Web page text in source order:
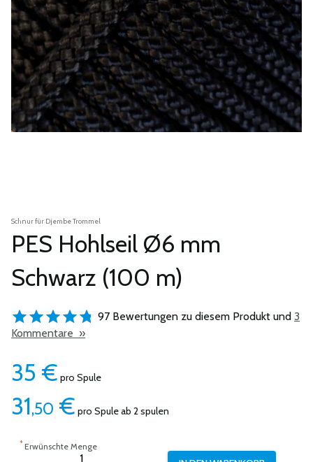
Schnur für Djembe Trommel
PES Hohlseil Ø6 mm
Schwarz (100 m)
97 Bewertungen zu diesem Produkt und 3
Kommentare »
35 € pro Spule
31,50 € pro Spule ab 2 spulen
*Erwünschte Menge